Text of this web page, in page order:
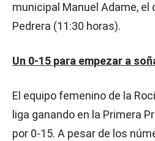
municipal Manuel Adame, el
Pedrera (11:30 horas).
Un 0-15 para empezar a
El equipo femenino de la
liga ganando en la Primera
por 0-15. A pesar de los